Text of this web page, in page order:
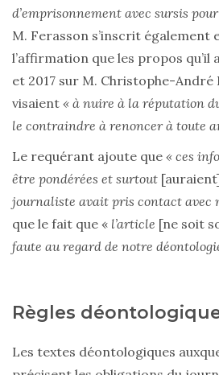
d’emprisonnement avec sursis
M. Ferasson s’inscrit également
l’affirmation que les propos qu’il
et 2017 sur M. Christophe-André
visaient « à nuire à la réputation
le contraindre à renoncer à toute
Le requérant ajoute que « ces
être pondérées et surtout
journaliste avait pris contact avec
que le fait que « l’article [ne soit
faute au regard de notre
Règles
Les textes déontologiques